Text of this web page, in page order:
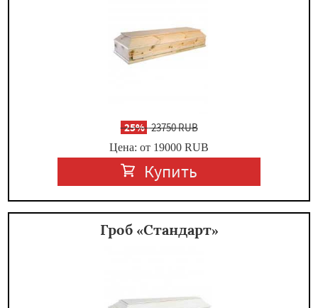
-25%23750 RUB
Цена: от 19000 RUB
Купить
Гроб «Стандарт»